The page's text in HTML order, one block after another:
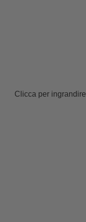
Clicca per ingrandire